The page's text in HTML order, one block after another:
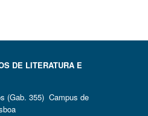
DE LITERATURA E
(Gab. 355) Campus de